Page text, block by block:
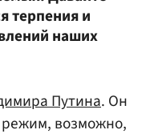
терпения и
наших
Путина. Он
режим, возможно,